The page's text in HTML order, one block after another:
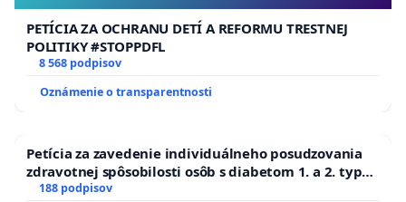
PETÍCIA ZA OCHRANU DETÍ A REFORMU TRESTNEJ
POLITIKY #STOPPDFL
8 568 podpisov
Oznámenie o transparentnosti
Petícia za zavedenie individuálneho posudzovania
zdravotnej spôsobilosti osôb s diabetom 1. a 2. typu
pri prijímaní do Policajného zboru SR
188 podpisov